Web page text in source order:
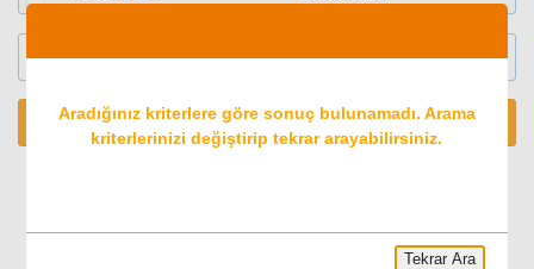
1 oda 2 konuk
ARA
Aradığınız kriterlere göre sonuç bulunamadı. Arama
kriterlerinizi değiştirip tekrar arayabilirsiniz.
Tekrar Ara